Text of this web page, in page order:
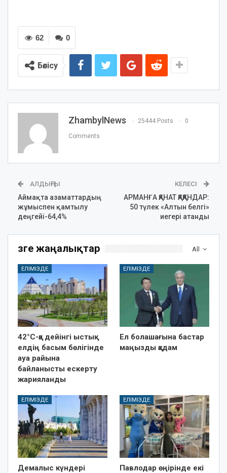
0
62
Бөлісу
ZhambylNews 25444 Posts 0
Comments
АЛДЫҢҒЫ
Аймақта азаматтардың
жұмыспен қамтылу
деңгейі-64,4%
КЕЛЕСІ
АРМАНҒА ҚАНАТ ҚАҚҚАНДАР:
50 түлек «Алтын белгі»
иегері атанды
All
Өзге жаңалықтар
ЕЛІМІЗДЕ
42°C-қа дейінгі ыстық:
елдің басым бөлігінде
ауа райына
байланысты ескерту
жарияланды
ЕЛІМІЗДЕ
Ел болашағына бастар
маңызды қадам
ЕЛІМІЗДЕ
Демалыс күндері
ЕЛІМІЗДЕ
Павлодар өңірінде екі